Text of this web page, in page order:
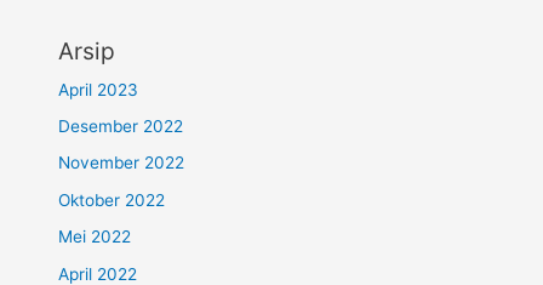
Arsip
April 2023
Desember 2022
November 2022
Oktober 2022
Mei 2022
April 2022